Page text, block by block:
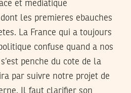
et mediatique
dont les premieres ebauches
La France qui a toujours
confuse quand a nos
penche du cote de la
par suivre notre projet de
Il faut clarifier son